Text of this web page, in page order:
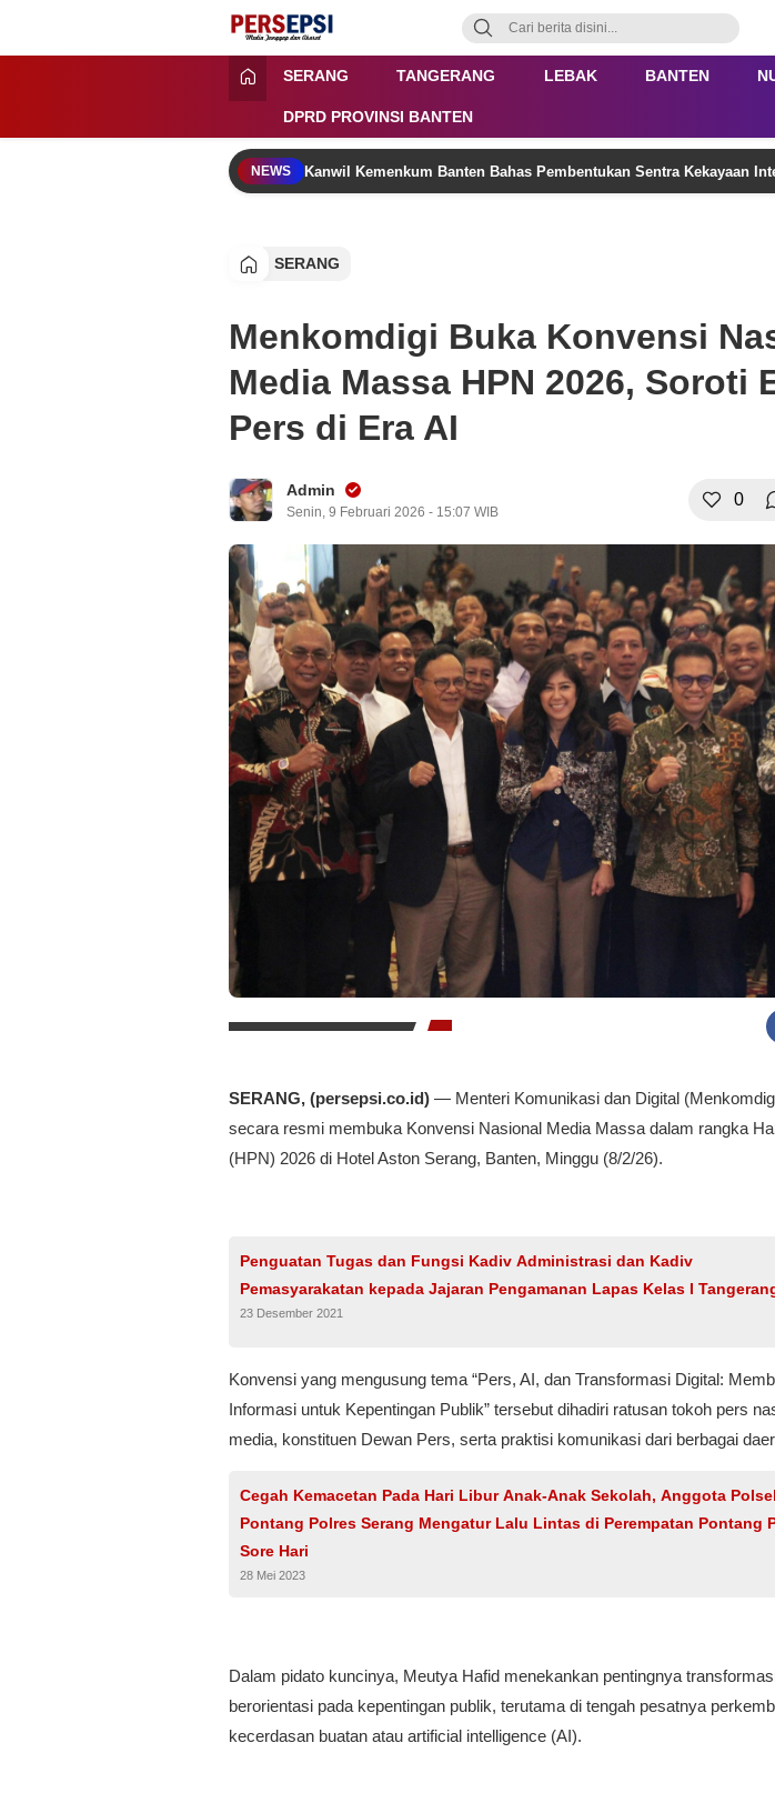
konten
Persepsi.co.id
Media Tanggap Dan Akurat
SERANG TANGERANG LEBAK BANTEN
DPRD PROVINSI BANTEN
NEWS Kanwil Kemenkum Banten Bahas Pembentukan Sentra Kekayaan
SERANG
Menkomdigi Buka Konvensi
Media Massa HPN 2026, Soroti
Pers di Era AI
Admin
Senin, 9 Februari 2026 - 15:07 WIB
0
SERANG, (persepsi.co.id) — Menteri Komunikasi dan Digital
secara resmi membuka Konvensi Nasional Media Massa dalam rangka
(HPN) 2026 di Hotel Aston Serang, Banten, Minggu (8/2/26).
Penguatan Tugas dan Fungsi Kadiv Administrasi dan Kadiv
Pemasyarakatan kepada Jajaran Pengamanan Lapas Kelas I
23 Desember 2021
Konvensi yang mengusung tema “Pers, AI, dan Transformasi Digital:
Informasi untuk Kepentingan Publik” tersebut dihadiri ratusan tokoh pers
media, konstituen Dewan Pers, serta praktisi komunikasi dari berbagai
Cegah Kemacetan Pada Hari Libur Anak-Anak Sekolah, Anggota
Pontang Polres Serang Mengatur Lalu Lintas di Perempatan Pontang
Sore Hari
28 Mei 2023
Dalam pidato kuncinya, Meutya Hafid menekankan pentingnya
berorientasi pada kepentingan publik, terutama di tengah pesatnya
kecerdasan buatan atau artificial intelligence (AI).